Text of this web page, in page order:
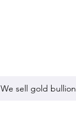
We sell gold bullion